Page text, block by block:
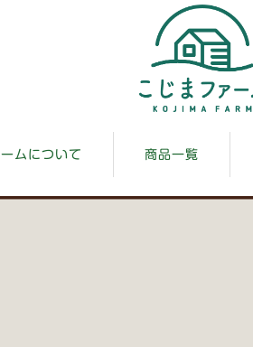
ムについて 商品一覧